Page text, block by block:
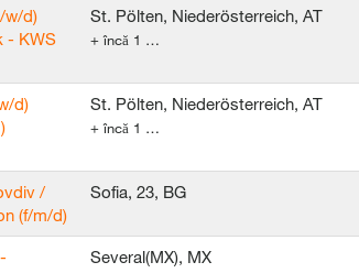
w/d)
- KWS
St. Pölten, Niederösterreich, AT
+ încă 1 …
d)
St. Pölten, Niederösterreich, AT
+ încă 1 …
/
(f/m/d)
Sofia, 23, BG
Several(MX), MX